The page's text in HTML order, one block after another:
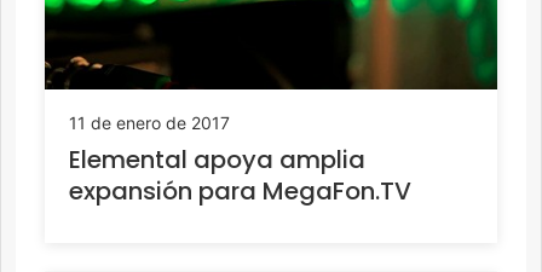
11 de enero de 2017
Elemental apoya amplia
expansión para MegaFon.TV